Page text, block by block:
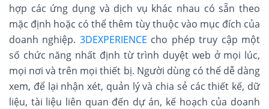
hợp các ứng dụng và dịch vụ khác nhau có sẵn theo
mặc định hoặc có thể thêm tùy thuộc vào mục đích của
doanh nghiệp. 3DEXPERIENCE cho phép truy cập một
số chức năng nhất định từ trình duyệt web ở mọi lúc,
mọi nơi và trên mọi thiết bị. Người dùng có thể dễ dàng
xem, để lại nhận xét, quản lý và chia sẻ các thiết kế, dữ
liệu, tài liệu liên quan đến dự án, kế hoạch của doanh